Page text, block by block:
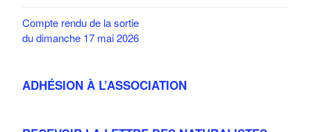
Compte rendu de la sortie
du dimanche 17 mai 2026
ADHÉSION À L’ASSOCIATION